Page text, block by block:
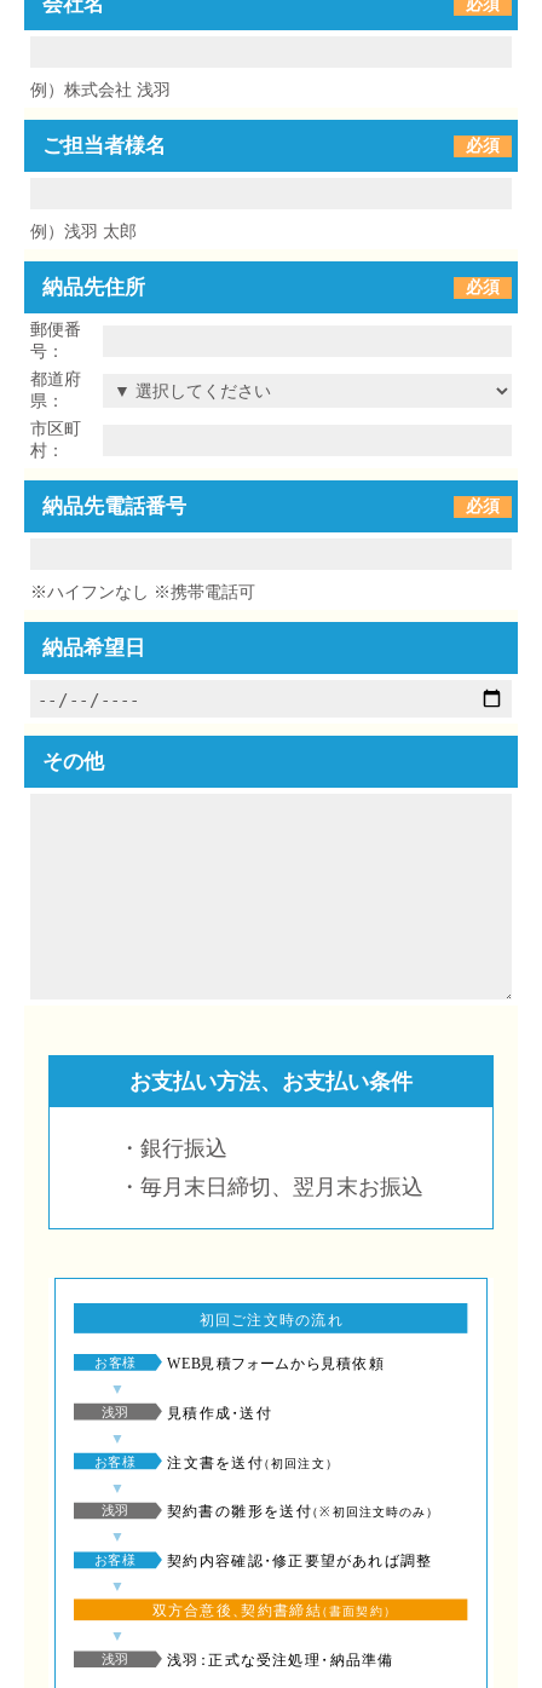
必須
例）株式会社 浅羽
ご担当者様名 必須
例）浅羽 太郎
納品先住所 必須
郵便番
号：
都道府
県：
市区町
村：
納品先電話番号 必須
※ハイフンなし ※携帯電話可
納品希望日
その他
お⽀払い⽅法、お⽀払い条件
・銀⾏振込
・毎⽉末⽇締切、翌⽉末お振込